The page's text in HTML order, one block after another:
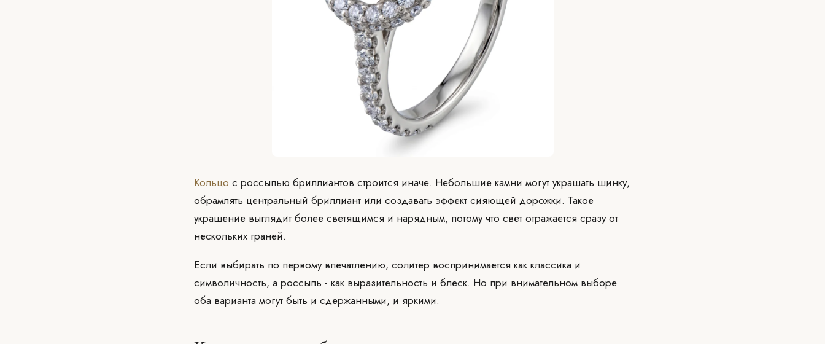
Кольцо с россыпью бриллиантов строится иначе. Небольшие камни могут украшать шинку,
обрамлять центральный бриллиант или создавать эффект сияющей дорожки. Такое
украшение выглядит более светящимся и нарядным, потому что свет отражается сразу от
нескольких граней.
Если выбирать по первому впечатлению, солитер воспринимается как классика и
символичность, а россыпь - как выразительность и блеск. Но при внимательном выборе
оба варианта могут быть и сдержанными, и яркими.